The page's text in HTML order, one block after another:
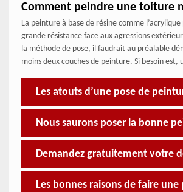
Comment peindre une toiture
La peinture à base de résine comme
grande résistance face aux agressions
la méthode de pose, il faudrait au préalable
moins deux couches de peinture. Si besoin
Les atouts d’une pose de
Nous saurons poser la bonne
Demandez gratuitement votre
Les bonnes raisons de faire